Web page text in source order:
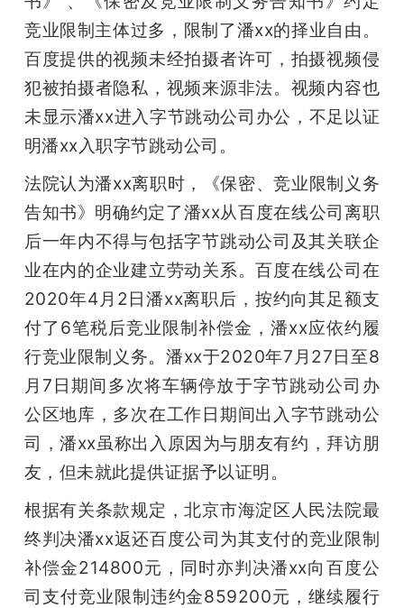
搞
竞业限制主体过多，限制了潘xx的择业自由。
百度提供的视频未经拍摄者许可，拍摄视频侵
犯被拍摄者隐私，视频来源非法。视频内容也
未显示潘xx进入字节跳动公司办公，不足以证
明潘xx入职字节跳动公司。
法院认为潘xx离职时，《保密、竞业限制义务
告知书》明确约定了潘xx从百度在线公司离职
后一年内不得与包括字节跳动公司及其关联企
业在内的企业建立劳动关系。百度在线公司在
2020年4月2日潘xx离职后，按约向其足额支
付了6笔税后竞业限制补偿金，潘xx应依约履
行竞业限制义务。潘xx于2020年7月27日至8
月7日期间多次将车辆停放于字节跳动公司办
公区地库，多次在工作日期间出入字节跳动公
司，潘xx虽称出入原因为与朋友有约，拜访朋
友，但未就此提供证据予以证明。
根据有关条款规定，北京市海淀区人民法院最
终判决潘xx返还百度公司为其支付的竞业限制
补偿金214800元，同时亦判决潘xx向百度公
司支付竞业限制违约金859200元，继续履行